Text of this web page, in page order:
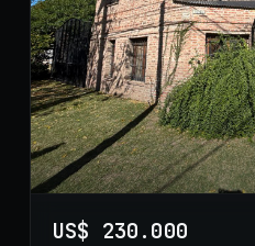
US$ 230.000